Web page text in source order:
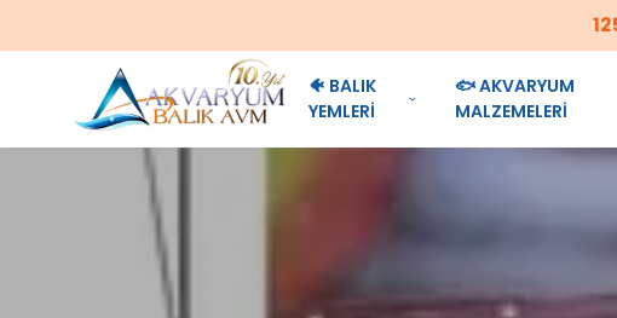
🐠 BALIK
YEMLERİ
🐟 AKVARYUM
MALZEMELERİ